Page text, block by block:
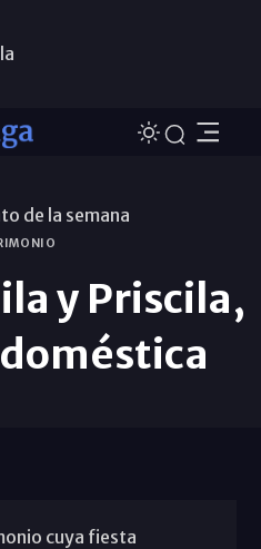
de la semana
y Priscila,
cuya fiesta